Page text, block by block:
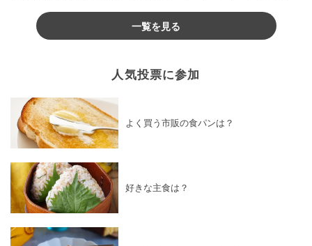
一覧を見る
人気投票に参加
よく買う市販の食パンは？
好きな主食は？